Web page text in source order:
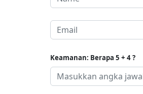
Keamanan: Berapa 5 + 4 ?